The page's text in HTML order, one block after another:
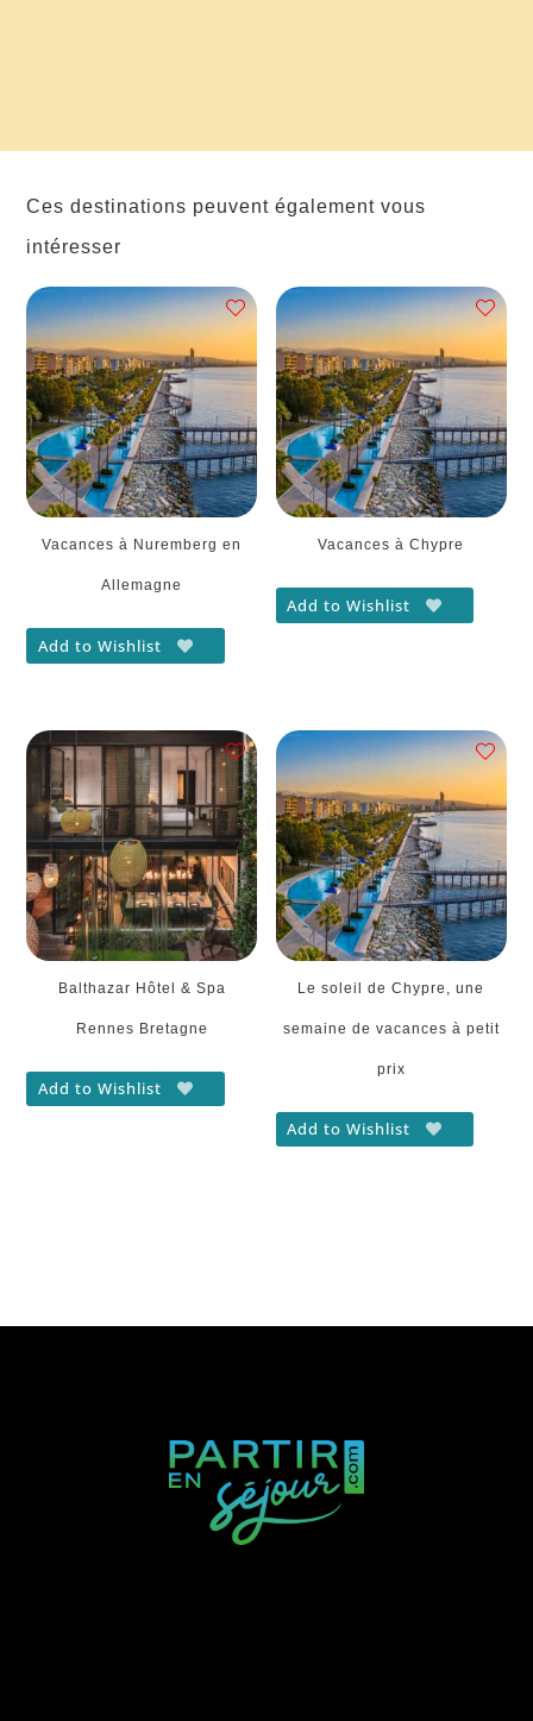
Ces destinations peuvent également vous
intéresser
Vacances à Nuremberg en
Allemagne
Add to Wishlist
Vacances à Chypre
Add to Wishlist
Balthazar Hôtel & Spa
Rennes Bretagne
Add to Wishlist
Le soleil de Chypre, une
semaine de vacances à petit
prix
Add to Wishlist